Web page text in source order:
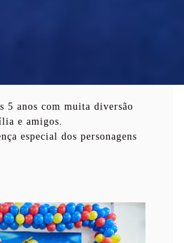
5 anos com muita diversão
e amigos.
especial dos personagens